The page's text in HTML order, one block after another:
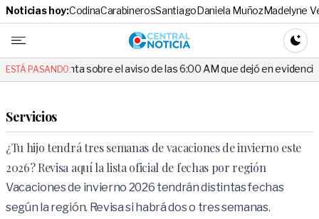
Noticias hoy:CodinaCarabinerosSantiagoDaniela MuñozMadelyne
Central
ESTÁ PASANDO:
sobre el aviso de las 6:00 AM que dejó en evidencia al Delegado
Servicios
¿Tu hijo tendrá tres semanas de vacaciones de invierno este
2026? Revisa aquí la lista oficial de fechas por región
Vacaciones de invierno 2026 tendrán distintas fechas
según la región. Revisa si habrá dos o tres semanas.